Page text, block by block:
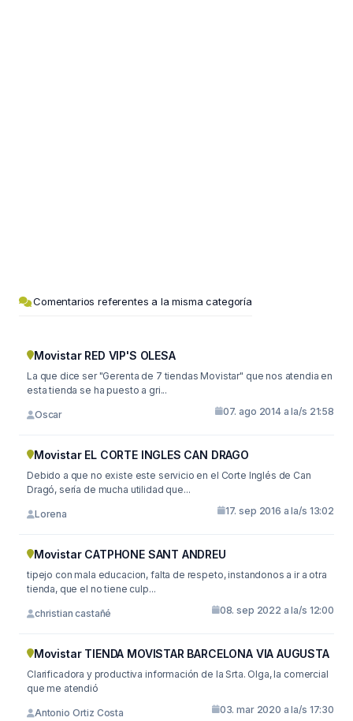
Comentarios referentes a la misma categoría
Movistar RED VIP'S OLESA
La que dice ser "Gerenta de 7 tiendas Movistar" que nos atendia en
esta tienda se ha puesto a gri...
Oscar 07. ago 2014 a la/s 21:58
Movistar EL CORTE INGLES CAN DRAGO
Debido a que no existe este servicio en el Corte Inglés de Can
Dragó, sería de mucha utilidad que...
Lorena 17. sep 2016 a la/s 13:02
Movistar CATPHONE SANT ANDREU
tipejo con mala educacion, falta de respeto, instandonos a ir a otra
tienda, que el no tiene culp...
christian castañé 08. sep 2022 a la/s 12:00
Movistar TIENDA MOVISTAR BARCELONA VIA AUGUSTA
Clarificadora y productiva información de la Srta. Olga, la comercial
que me atendió
Antonio Ortiz Costa 03. mar 2020 a la/s 17:30